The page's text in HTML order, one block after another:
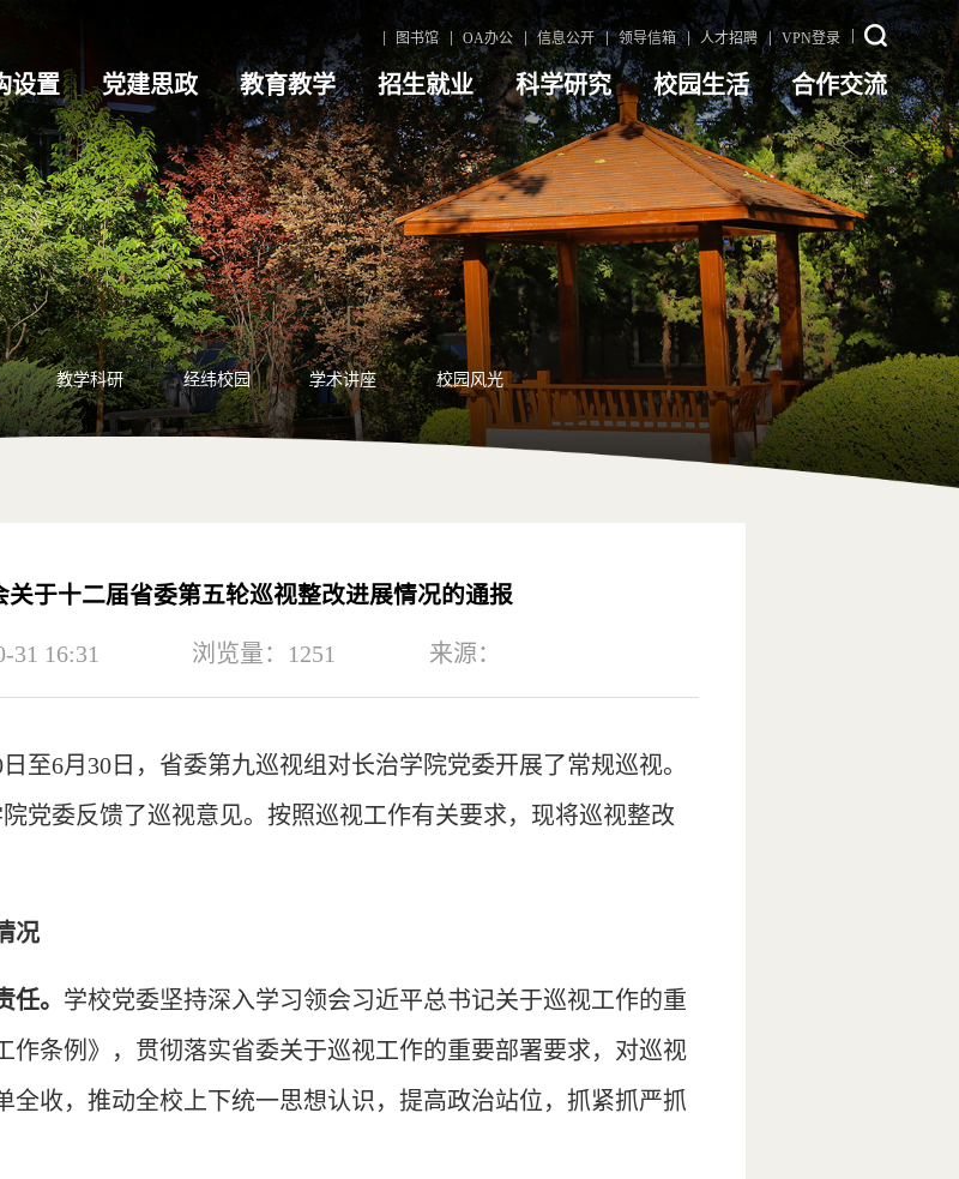
图书馆 OA办公 信息公开 领导信箱 人才招聘 VPN登录
设置 党建思政 教育教学 招生就业 科学研究 校园生活 合作交流
教学科研 经纬校园 学术讲座 校园风光
关于十二届省委第五轮巡视整改进展情况的通报
31 16:31 浏览量： 1251 来源：
至6月30日，省委第九巡视组对长治学院党委开展了常规巡视。
党委反馈了巡视意见。按照巡视工作有关要求，现将巡视整改
况
任。 学校党委坚持深入学习领会习近平总书记关于巡视工作的重
作条例》，贯彻落实省委关于巡视工作的重要部署要求，对巡视
全收，推动全校上下统一思想认识，提高政治站位，抓紧抓严抓